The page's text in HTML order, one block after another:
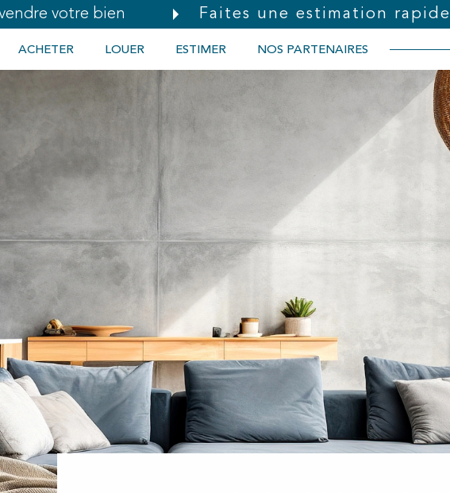
votre bien Faites une estimation rapide
ACHETER LOUER ESTIMER NOS PARTENAIRES
Voir les43annonces